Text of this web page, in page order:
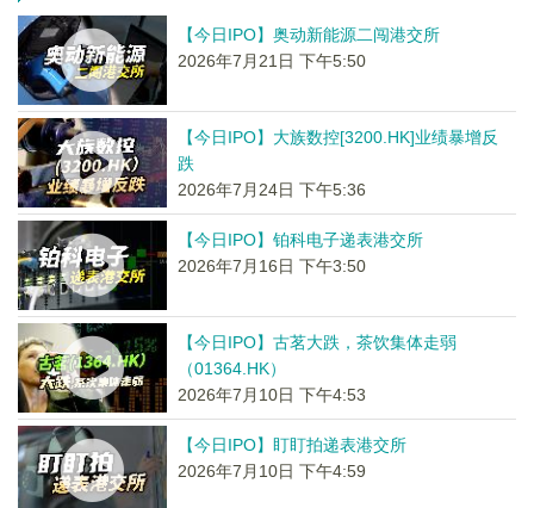
【今日IPO】奥动新能源二闯港交所
2026年7月21日 下午5:50
【今日IPO】大族数控[3200.HK]业绩暴增反
跌
2026年7月24日 下午5:36
【今日IPO】铂科电子递表港交所
2026年7月16日 下午3:50
【今日IPO】古茗大跌，茶饮集体走弱
（01364.HK）
2026年7月10日 下午4:53
【今日IPO】盯盯拍递表港交所
2026年7月10日 下午4:59